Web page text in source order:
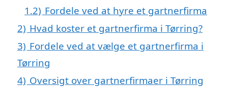
1.2) Fordele ved at hyre et gartnerfirma
2) Hvad koster et gartnerfirma i Tørring?
3) Fordele ved at vælge et gartnerfirma i
Tørring
4) Oversigt over gartnerfirmaer i Tørring